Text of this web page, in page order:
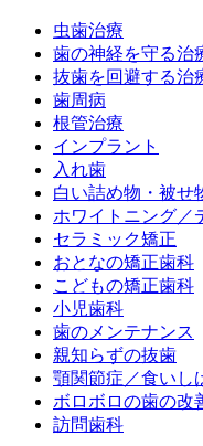
虫歯治療
歯の神経を守る治
抜歯を回避する治
歯周病
根管治療
インプラント
入れ歯
白い詰め物・被せ
ホワイトニング／
セラミック矯正
おとなの矯正歯科
こどもの矯正歯科
小児歯科
歯のメンテナンス
親知らずの抜歯
顎関節症／食いし
ボロボロの歯の改
訪問歯科